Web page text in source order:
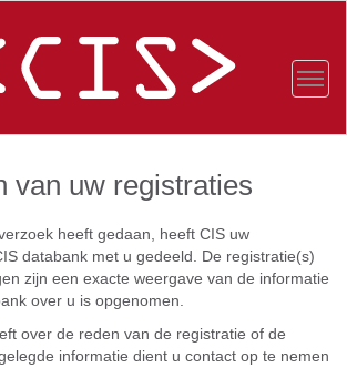
van uw registraties
heeft gedaan, heeft CIS uw
databank met u gedeeld. De registratie(s)
zijn een exacte weergave van de informatie
over u is opgenomen.
over de reden van de registratie of de
informatie dient u contact op te nemen